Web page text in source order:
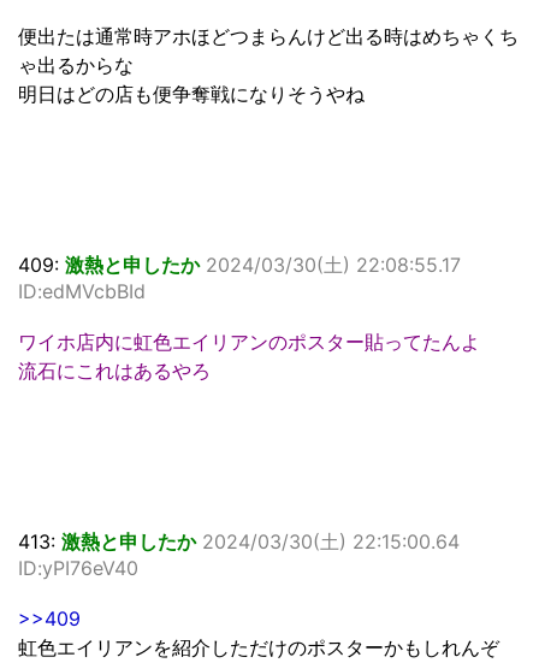
便出たは通常時アホほどつまらんけど出る時はめちゃくち
ゃ出るからな
明日はどの店も便争奪戦になりそうやね
409: 激熱と申したか 2024/03/30(土) 22:08:55.17
ID:edMVcbBId
ワイホ店内に虹色エイリアンのポスター貼ってたんよ
流石にこれはあるやろ
413: 激熱と申したか 2024/03/30(土) 22:15:00.64
ID:yPI76eV40
>>409
虹色エイリアンを紹介しただけのポスターかもしれんぞ